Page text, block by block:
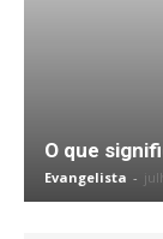
O que
Evangelista -